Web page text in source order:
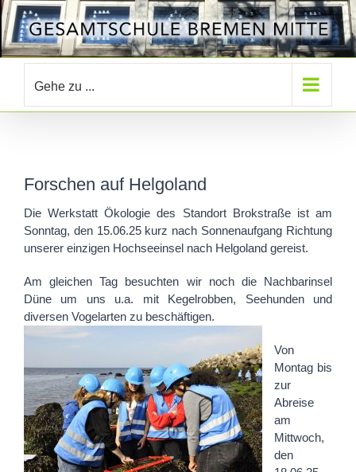
Zum
Inhalt
springen
Gehe zu ...
Forschen auf Helgoland
Die Werkstatt Ökologie des Standort Brokstraße ist am
Sonntag, den 15.06.25 kurz nach Sonnenaufgang Richtung
unserer einzigen Hochseeinsel nach Helgoland gereist.
Am gleichen Tag besuchten wir noch die Nachbarinsel
Düne um uns u.a. mit Kegelrobben, Seehunden und
diversen Vogelarten zu beschäftigen.
Von
Montag bis
zur
Abreise
am
Mittwoch,
den